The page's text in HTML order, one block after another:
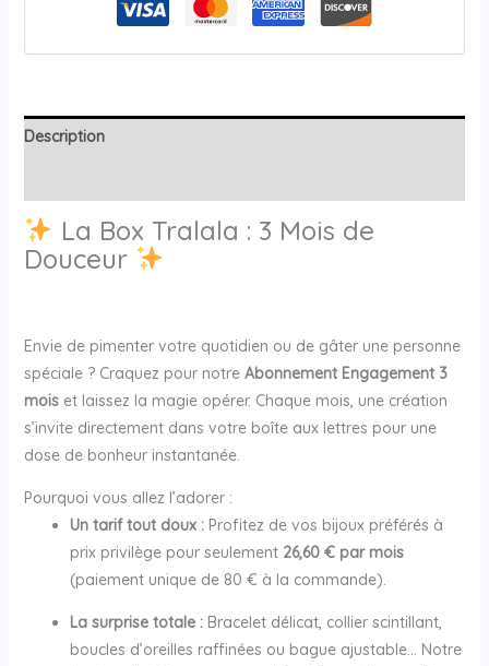
Description
La Box Tralala : 3 Mois de
Douceur
Envie de pimenter votre quotidien ou de gâter une personne
spéciale ? Craquez pour notre Abonnement Engagement 3
moiset laissez la magie opérer. Chaque mois, une création
s’invite directement dans votre boîte aux lettres pour une
dose de bonheur instantanée.
Pourquoi vous allez l’adorer :
Un tarif tout doux :Profitez de vos bijoux préférés à
prix privilège pour seulement 26,60 € par mois
(paiement unique de 80 € à la commande).
La surprise totale :Bracelet délicat, collier scintillant,
boucles d’oreilles raffinées ou bague ajustable… Notre